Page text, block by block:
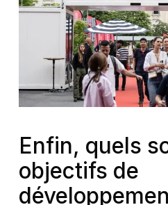
Enfin, quels
objectifs de